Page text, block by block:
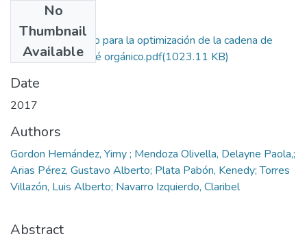
No
Thumbnail
Available
1. Plan estratégico para la optimización de la cadena de
distribución de café orgánico.pdf(1023.11 KB)
Date
2017
Authors
Gordon Hernández, Yimy ; Mendoza Olivella, Delayne Paola,;
Arias Pérez, Gustavo Alberto; Plata Pabón, Kenedy; Torres
Villazón, Luis Alberto; Navarro Izquierdo, Claribel
Abstract